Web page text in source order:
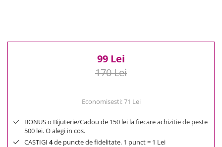
99 Lei
170 Lei
Economisesti:71 Lei
BONUS o Bijuterie/Cadou de 150 lei la fiecare achizitie de peste
500 lei. O alegi in cos.
CASTIGI 4de puncte de fidelitate. 1 punct = 1 Lei